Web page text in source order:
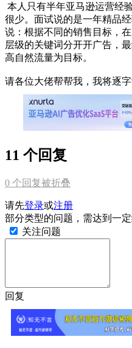
本人只有半年亚马逊运营经
很少。面试说的是一年精品
说：根据不同的销售目标，
层级的关键词分开开广告，
高自然流量为目标。
请各位大佬帮帮我，我将逐字
11 个回复
0 个回复被折叠
请先登录或注册
部分类型的问题，需达到一
关注问题
回复